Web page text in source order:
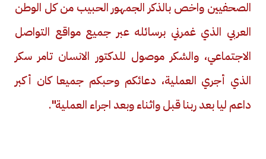
الصحفيين واخص بالذكر الجمهور الحبيب من كل الوطن
العربي الذي غمرني برسائله عبر جميع مواقع التواصل
الاجتماعي، والشكر موصول للدكتور الانسان تامر سكر
الذي أجري العملية، دعائكم وحبكم جميعا كان أكبر
داعم ليا بعد ربنا قبل واثناء وبعد اجراء العملية".